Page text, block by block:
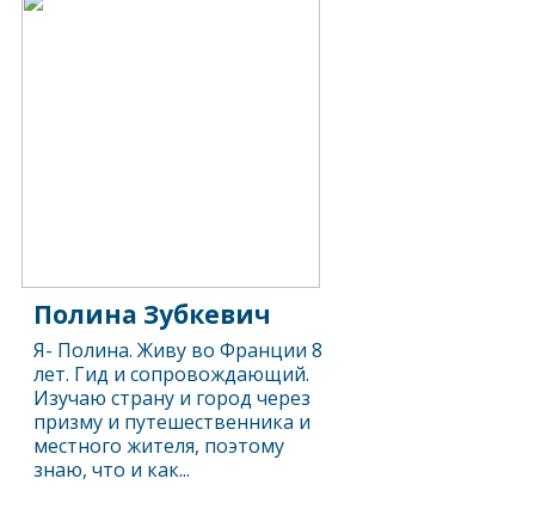
Полина Зубкевич
Я- Полина. Живу во Франции 8
лет. Гид и сопровождающий.
Изучаю страну и город через
призму и путешественника и
местного жителя, поэтому
знаю, что и как...